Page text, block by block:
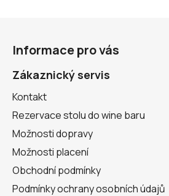
Informace pro vás
Zákaznický servis
Kontakt
Rezervace stolu do wine baru
Možnosti dopravy
Možnosti placení
Obchodní podmínky
Podmínky ochrany osobních údajů